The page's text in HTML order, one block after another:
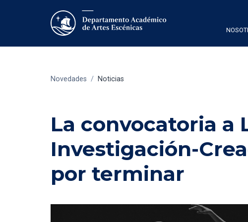
Novedades / Noticias
La convocatoria a
Investigación-
por terminar